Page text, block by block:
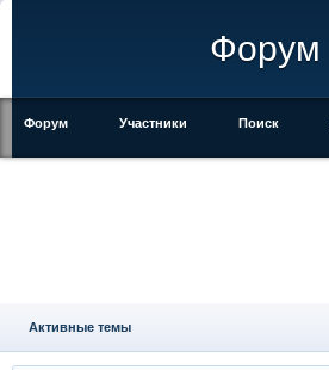
Форум
Форум Участники Поиск
Активные темы